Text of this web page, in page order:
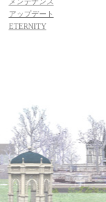
アップデート
ETERNITY